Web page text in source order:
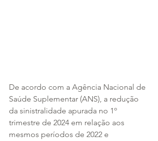
De acordo com a Agência Nacional de
Saúde Suplementar (ANS), a redução
da sinistralidade apurada no 1º
trimestre de 2024 em relação aos
mesmos períodos de 2022 e